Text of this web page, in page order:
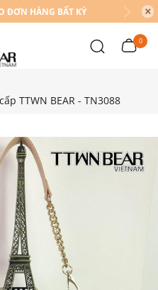
ĐƠN HÀNG BẤT KỲ
0
TTWN BEAR - TN3088